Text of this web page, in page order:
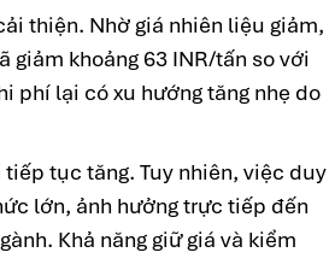
thiện. Nhờ giá nhiên liệu giảm,
giảm khoảng 63 INR/tấn so với
phí lại có xu hướng tăng nhẹ do
tục tăng. Tuy nhiên, việc duy
lớn, ảnh hưởng trực tiếp đến
Khả năng giữ giá và kiểm